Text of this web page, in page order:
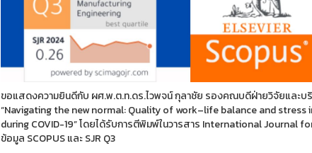
ขอแสดงความยินดีกับ ผศ.พ.ต.ท.ดร.ไวพจน์ กุลาชัย รองคณบดีฝ่ายวิจัยและบริ
“Navigating the new normal: Quality of work–life balance and
during COVID-19” โดยได้รับการตีพิมพ์ในวารสาร International Journal
ข้อมูล SCOPUS และ SJR Q3